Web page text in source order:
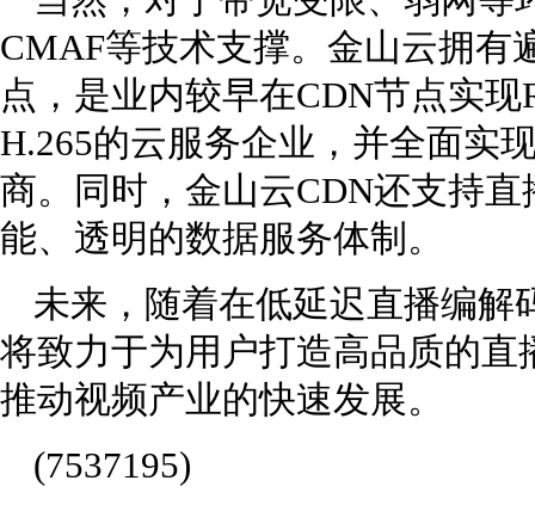
CMAF等技术支撑。金山云拥有
点，是业内较早在CDN节点实
H.265的云服务企业，并全面实
商。同时，金山云CDN还支持
能、透明的数据服务体制。
未来，随着在低延迟直播编解
将致力于为用户打造高品质的
推动视频产业的快速发展。
(7537195)